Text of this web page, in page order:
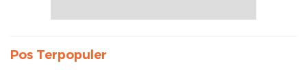
Pos Terpopuler